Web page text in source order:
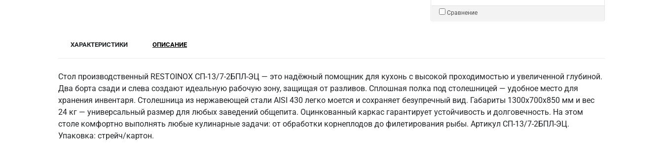
Сравнение
ХАРАКТЕРИСТИКИ ОПИСАНИЕ
Стол производственный RESTOINOX СП-13/7-2БПЛ-ЭЦ — это надёжный помощник для кухонь с высокой проходимостью и увеличенной глубиной.
Два борта сзади и слева создают идеальную рабочую зону, защищая от разливов. Сплошная полка под столешницей — удобное место для
хранения инвентаря. Столешница из нержавеющей стали AISI 430 легко моется и сохраняет безупречный вид. Габариты 1300x700x850 мм и вес
24 кг — универсальный размер для любых заведений общепита. Оцинкованный каркас гарантирует устойчивость и долговечность. На этом
столе комфортно выполнять любые кулинарные задачи: от обработки корнеплодов до филетирования рыбы. Артикул СП-13/7-2БПЛ-ЭЦ.
Упаковка: стрейч/картон.